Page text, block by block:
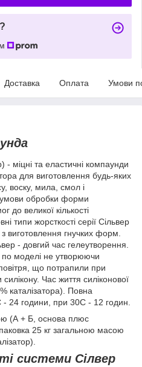
Доставка Оплата Умови
- міцні та еластичні компаунди
для виготовлення будь-яких
воску, мила, смол і
умови обробки форми
до великої кількості
типи жорсткості серії Сільвер
виготовлення гнучких форм.
- довгий час гелеутворення.
по моделі не утворюючи
повітря, що потрапили при
Час життя силіконової
каталізатора). Повна
- 24 години, при 30С - 12 годин.
(А + Б, основа плюс
25 кг загальною масою
системи Сілвер